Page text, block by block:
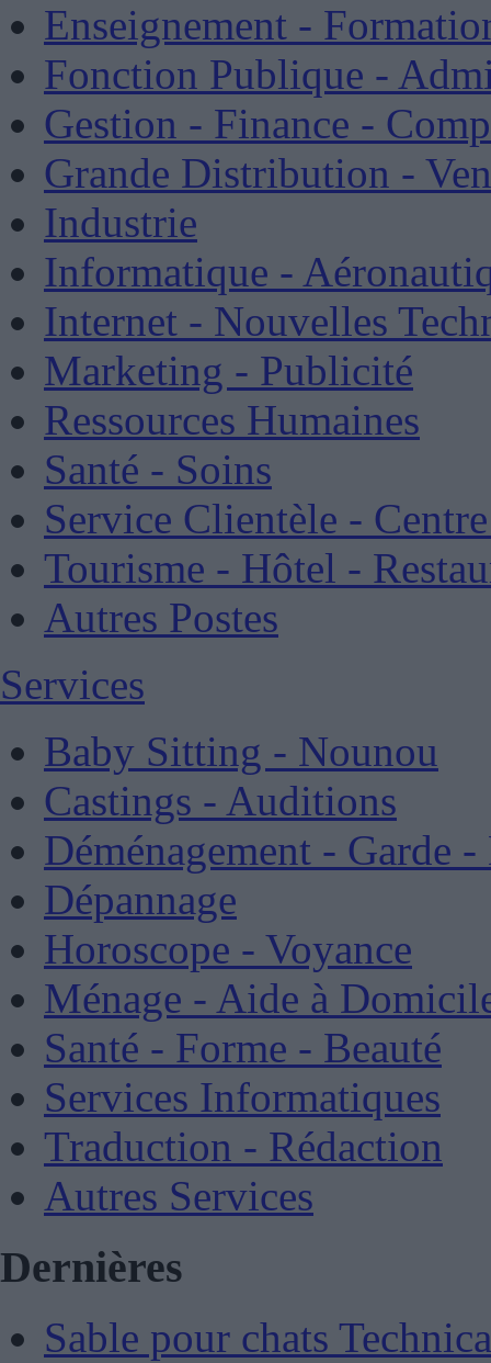
Enseignement -
Fonction Publique -
Gestion - Finance -
Grande Distribution -
Industrie
Informatique -
Internet - Nouvelles
Marketing - Publicité
Ressources Humaines
Santé - Soins
Service Clientèle -
Tourisme - Hôtel -
Autres Postes
Services
Baby Sitting - Nounou
Castings - Auditions
Déménagement - Garde
Dépannage
Horoscope - Voyance
Ménage - Aide à
Santé - Forme - Beauté
Services Informatiques
Traduction - Rédaction
Autres Services
Dernières
Sable pour chats